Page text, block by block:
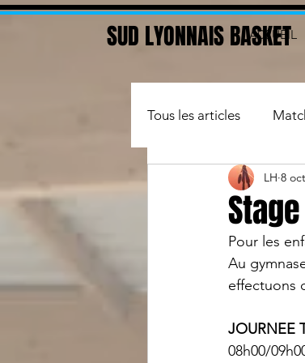
SUD LYONNAIS BASKET
ACCUEIL
Tous les articles
Basket santé LH 8
Pour les
Au
effectuons
JOURNEE
08h00/